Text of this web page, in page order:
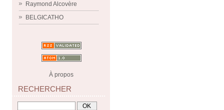
Raymond Alcovère
BELGICATHO
À propos
RECHERCHER